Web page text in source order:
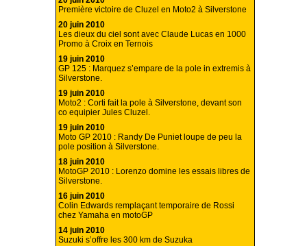
Première victoire de Cluzel en Moto2 à Silverstone
20 juin 2010
Les dieux du ciel sont avec Claude Lucas en 1000
Promo à Croix en Ternois
19 juin 2010
GP 125 : Marquez s’empare de la pole in extremis à
Silverstone.
19 juin 2010
Moto2 : Corti fait la pole à Silverstone, devant son
co equipier Jules Cluzel.
19 juin 2010
Moto GP 2010 : Randy De Puniet loupe de peu la
pole position à Silverstone.
18 juin 2010
MotoGP 2010 : Lorenzo domine les essais libres de
Silverstone.
16 juin 2010
Colin Edwards remplaçant temporaire de Rossi
chez Yamaha en motoGP
14 juin 2010
Suzuki s’offre les 300 km de Suzuka